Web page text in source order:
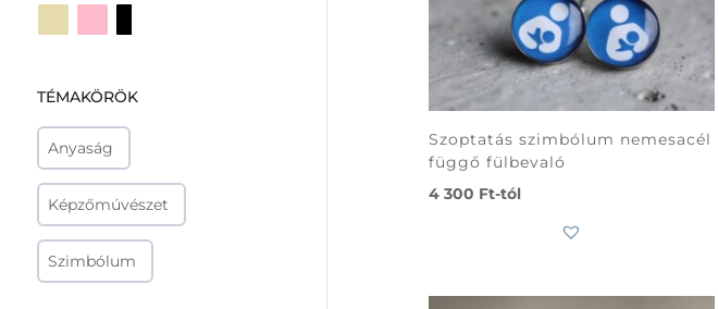
Szoptatás szimbólum nemesacél
függő fülbevaló
4 300 Ft-tól
TÉMAKÖRÖK
Anyaság
Képzőmúvészet
Szimbólum